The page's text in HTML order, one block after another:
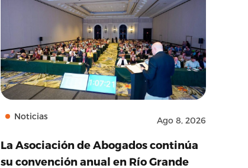
Noticias Ago 8, 2026
La Asociación de Abogados continúa
su convención anual en Río Grande